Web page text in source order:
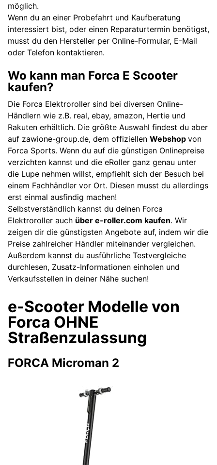
möglich.
Wenn du an einer Probefahrt und Kaufberatung
interessiert bist, oder einen Reparaturtermin benötigst,
musst du den Hersteller per Online-Formular, E-Mail
oder Telefon kontaktieren.
Wo kann man Forca E Scooter
kaufen?
Die Forca Elektroroller sind bei diversen Online-
Händlern wie z.B. real, ebay, amazon, Hertie und
Rakuten erhältlich. Die größte Auswahl findest du aber
auf zawione-group.de, dem offiziellen Webshop von
Forca Sports. Wenn du auf die günstigen Onlinepreise
verzichten kannst und die eRoller ganz genau unter
die Lupe nehmen willst, empfiehlt sich der Besuch bei
einem Fachhändler vor Ort. Diesen musst du allerdings
erst einmal ausfindig machen!
Selbstverständlich kannst du deinen Forca
Elektroroller auch über e-roller.com kaufen. Wir
zeigen dir die günstigsten Angebote auf, indem wir die
Preise zahlreicher Händler miteinander vergleichen.
Außerdem kannst du ausführliche Testvergleiche
durchlesen, Zusatz-Informationen einholen und
Verkaufsstellen in deiner Nähe suchen!
e-Scooter Modelle von
Forca OHNE
Straßenzulassung
FORCA Microman 2